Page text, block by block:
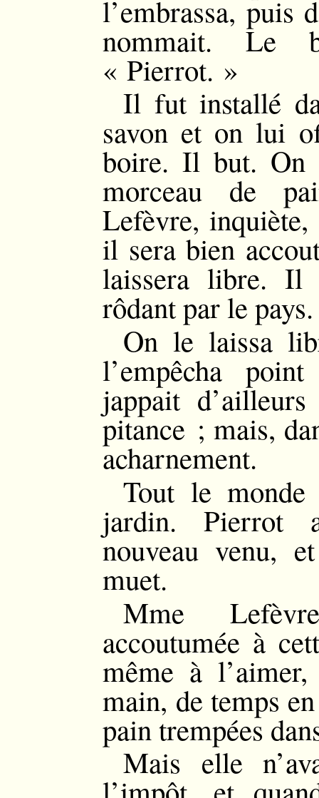
l’embrassa, puis
nommait. Le
« Pierrot. »
Il fut installé
savon et on lui
boire. Il but. On
morceau de
Lefèvre,
il sera bien
laissera libre. Il
rôdant par le
On le laissa
l’empêcha
jappait
pitance ; mais,
acharnement.
Tout le
jardin. Pierrot
nouveau venu,
muet.
Mme
accoutumée à
même à
main, de temps
pain trempées
Mais elle